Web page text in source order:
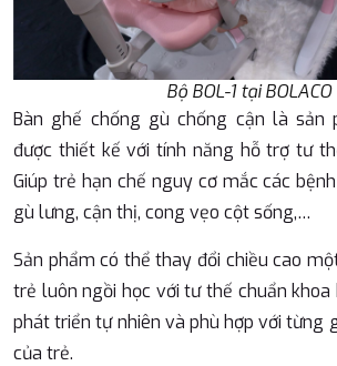
Bộ BOL-1 tại BOLACO
Bàn ghế chống gù chống cận là sản
được thiết kế với tính năng hỗ trợ tư
Giúp trẻ hạn chế nguy cơ mắc các
gù lưng, cận thị, cong vẹo cột sống,…
Sản phẩm có thể thay đổi chiều cao
trẻ luôn ngồi học với tư thế chuẩn khoa
phát triển tự nhiên và phù hợp với từng
của trẻ.